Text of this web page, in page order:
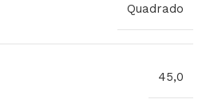
Quadrado
45,0